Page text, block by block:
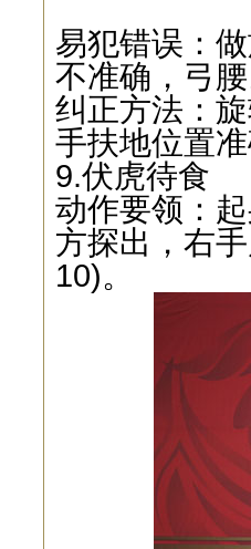
易犯错误：
不准确，弓
纠正方法：
手扶地位置
9.伏虎待食
动作要领：
方探出，右
10)。